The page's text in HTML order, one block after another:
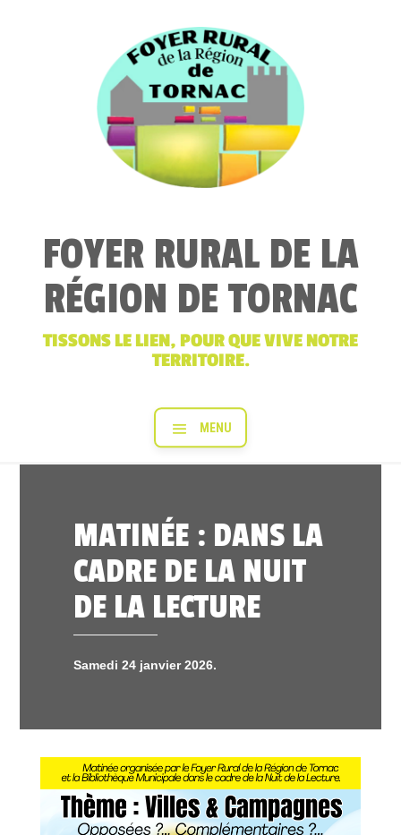
FOYER RURAL DE LA
RÉGION DE TORNAC
TISSONS LE LIEN, POUR QUE VIVE NOTRE
TERRITOIRE.
MATINÉE : DANS LA
CADRE DE LA NUIT
DE LA LECTURE
Samedi 24 janvier 2026.